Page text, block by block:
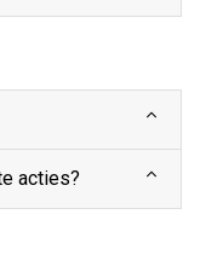
acties?